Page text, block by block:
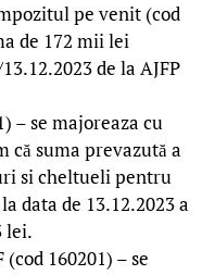
pe venit (cod
de 172 mii lei
de la AJFP
– se majoreaza cu
că suma prevazută a
si cheltueli pentru
data de 13.12.2023 a
lei.
160201) – se